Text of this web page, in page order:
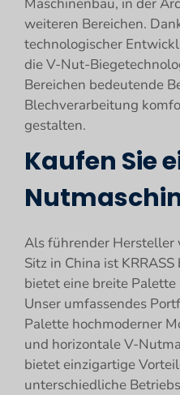
weiteren Bereichen.
technologischer
die V-Nut-
Bereichen bedeutende
Blechverarbeitung
gestalten.
Kaufen Sie
Als führender
Sitz in China ist
bietet eine breite
Unser umfassendes
Palette hochmoderner
und horizontale V-
bietet einzigartige
unterschiedliche